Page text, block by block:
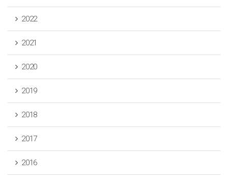
2022
2021
2020
2019
2018
2017
2016